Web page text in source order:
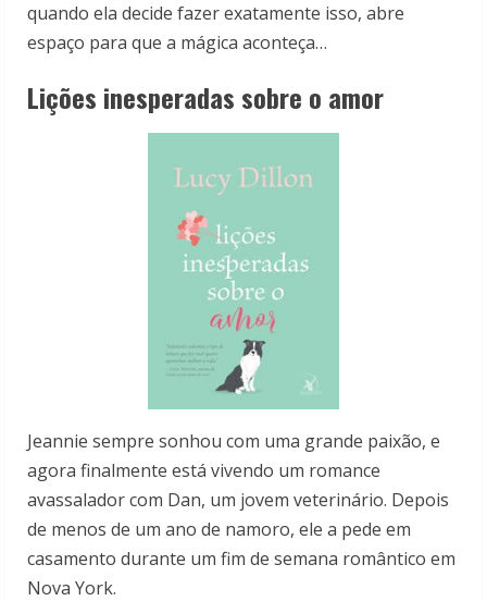
quando ela decide fazer exatamente isso, abre
espaço para que a mágica aconteça…
Lições inesperadas sobre o amor
Jeannie sempre sonhou com uma grande paixão, e
agora finalmente está vivendo um romance
avassalador com Dan, um jovem veterinário. Depois
de menos de um ano de namoro, ele a pede em
casamento durante um fim de semana romântico em
Nova York.